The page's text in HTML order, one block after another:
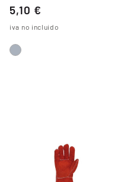
5,10 €
iva no incluido